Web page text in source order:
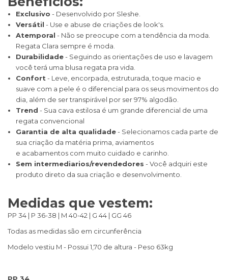
Exclusivo - Desenvolvido por Sleshe.
Versátil - Use e abuse de criações de look's.
Atemporal - Não se preocupe com a tendência da moda.
Regata Clara sempre é moda.
Durabilidade- Seguindo as orientações de uso e lavagem
você terá uma blusa regata pra vida.
Confort- Leve, encorpada, estruturada, toque macio e
suave com a pele é o diferencial para os seus movimentos do
dia, além de ser transpirável por ser 97% algodão.
Trend - Sua cava estilosa é um grande diferencial de uma
regata convencional
Garantia de alta qualidade- Selecionamos cada parte de
sua criação da matéria prima, aviamentos
e acabamentos com muito cuidado e carinho.
Sem intermediarios/revendedores - Você adquiri este
produto direto da sua criação e desenvolvimento.
Medidas que vestem:
PP 34 | P 36-38 | M 40-42 | G 44 | GG 46
Todas as medidas são em circunferência
Modelo vestiu M - Possui 1,70 de altura - Peso 63kg